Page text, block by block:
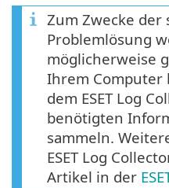
Zum Zwecke der
Problemlösung
möglicherweise
Ihrem
dem ESET Log
benötigten
sammeln.
ESET Log
Artikel in der